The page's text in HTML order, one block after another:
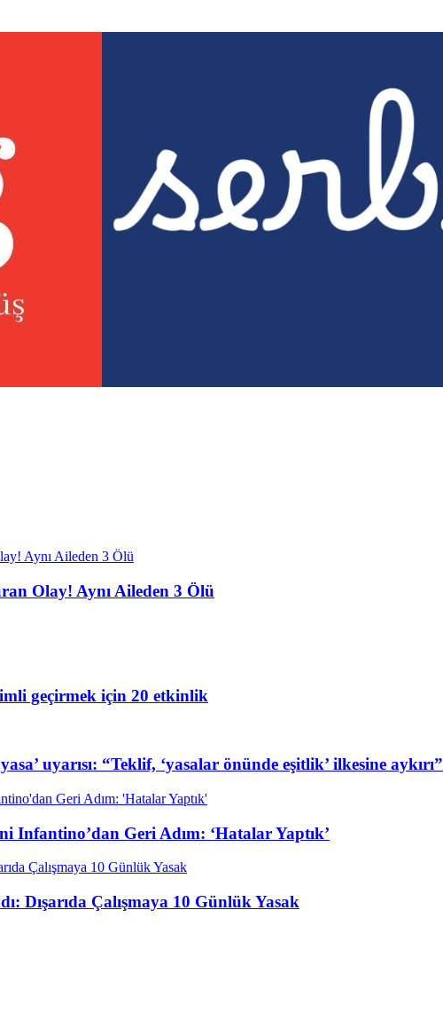
Olay! Aynı Aileden 3 Ölü
geçirmek için 20 etkinlik
uyarısı: “Teklif, ‘yasalar önünde eşitlik’ ilkesine aykırı”
Infantino’dan Geri Adım: ‘Hatalar Yaptık’
Dışarıda Çalışmaya 10 Günlük Yasak